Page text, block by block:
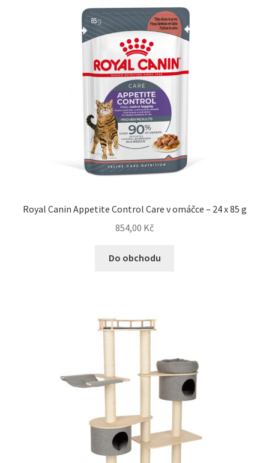
Royal Canin Appetite Control Care v omáčce – 24 x 85 g
854,00 Kč
Do obchodu